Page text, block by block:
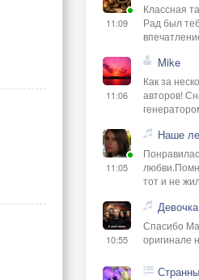
11:09
Классная
Рад был
11:06
Mike
Как за
авторов!
11:05
Наше
тот и не
10:55
Спасибо
оригинале